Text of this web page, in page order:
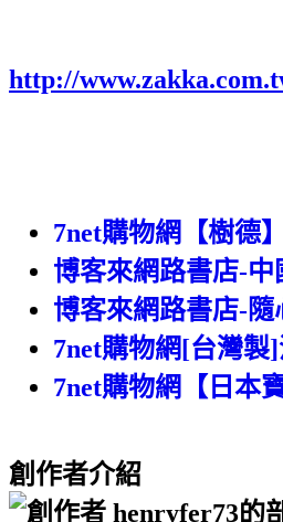
http://
7net購物網【樹德
博客來網路書店-
博客來網路書店-隨
7net購物網[台灣製
7net購物網【日本
創作者介紹